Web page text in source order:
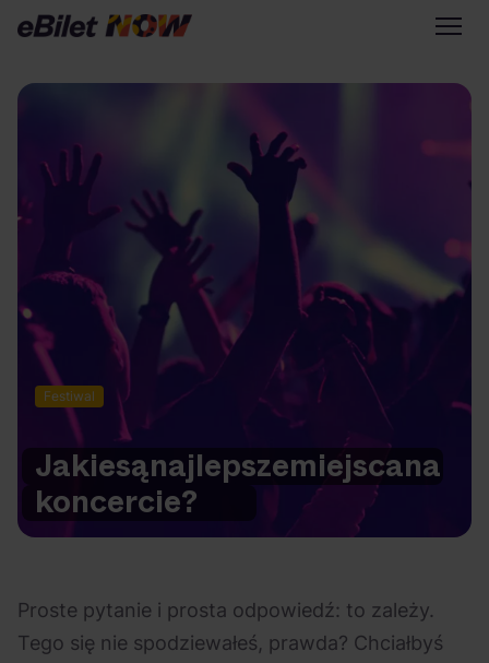
Zapisz się na newsletter
Przejdź na eBilet.pl
Na czasie
Warto sprawdzić na eBilet NOW
Scena Główna
Scena Impostora
Historia jednej piosenki
Poza nurtem
Poznaj Polskę
Kultura Osobista
Festiwal
Jakiesąnajlepszemiejscana
koncercie?
Proste pytanie i prosta odpowiedź: to zależy.
Tego się nie spodziewałeś, prawda? Chciałbyś